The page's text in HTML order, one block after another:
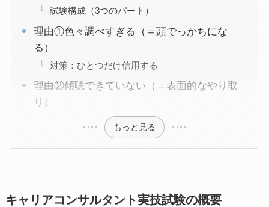
試験構成（3つのパート）
理由①色々調べすぎる（＝頭でっかちにな
る）
対策：ひとつだけ信用する
理由②傾聴できていない（＝表面的なやり取
り）
もっと見る
キャリアコンサルタント実技試験の概要